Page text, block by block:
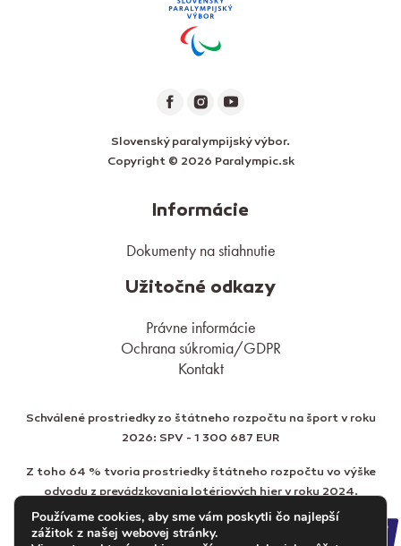
Slovenský paralympijský výbor.
Copyright © 2026 Paralympic.sk
Informácie
Dokumenty na stiahnutie
Užitočné odkazy
Právne informácie
Ochrana súkromia/GDPR
Kontakt
Schválené prostriedky zo štátneho rozpočtu na šport v roku
2026: SPV - 1 300 687 EUR
Z toho 64 % tvoria prostriedky štátneho rozpočtu vo výške
odvodu z prevádzkovania lotériových hier v roku 2024.
Používame cookies, aby sme vám poskytli čo najlepší
zážitok z našej webovej stránky.